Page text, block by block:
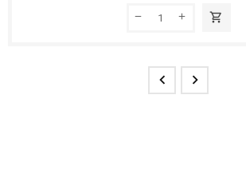
shopping_cart
 